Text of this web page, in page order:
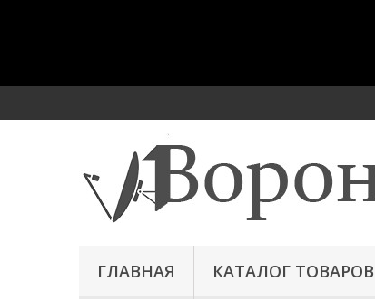
ГЛАВНАЯ КАТАЛОГ ТОВАРОВ